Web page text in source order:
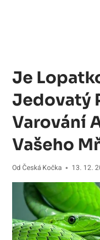
Je
Jedovatý
Varování
Vašeho
Od Česká Kočka 13. 12.